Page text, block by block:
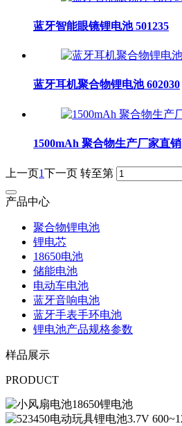
蓝牙智能眼镜锂电池 501235
蓝牙耳机聚合物锂电池 602030
1500mAh 聚合物生产厂家直销
上一页1下一页 转至第
产品中心
聚合物锂电池
锂电芯
18650电池
储能电池
电动车电池
蓝牙音响电池
蓝牙手表手环电池
锂电池产品规格参数
样品展示
PRODUCT